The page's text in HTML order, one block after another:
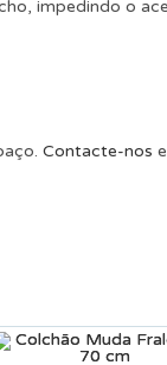
impedindo o
Contacte-nos